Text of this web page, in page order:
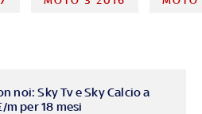
noi: Sky Tv e Sky Calcio a
m per 18 mesi